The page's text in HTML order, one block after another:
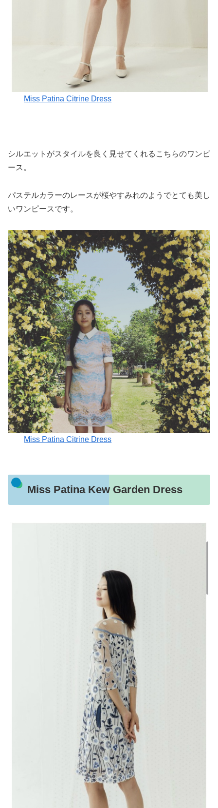
Miss Patina Citrine Dress
シルエットがスタイルを良く見せてくれるこちらのワンピ
ース。
パステルカラーのレースが桜やすみれのようでとても美し
いワンピースです。
Miss Patina Citrine Dress
Miss Patina Kew Garden Dress